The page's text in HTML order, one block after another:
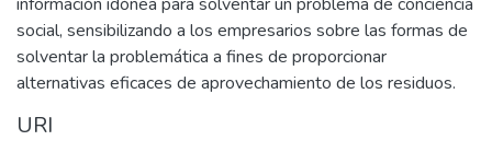
social, sensibilizando a los empresarios sobre las formas de
solventar la problemática a fines de proporcionar
alternativas eficaces de aprovechamiento de los residuos.
URI